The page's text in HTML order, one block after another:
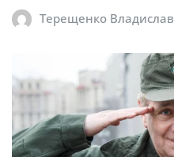
Терещенко Владислав